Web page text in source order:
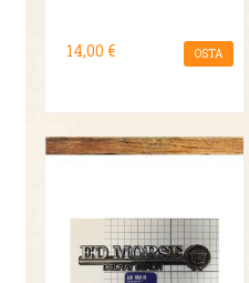
14,00 € OSTA